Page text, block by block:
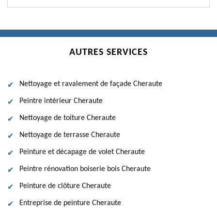
AUTRES SERVICES
Nettoyage et ravalement de façade Cheraute
Peintre intérieur Cheraute
Nettoyage de toiture Cheraute
Nettoyage de terrasse Cheraute
Peinture et décapage de volet Cheraute
Peintre rénovation boiserie bois Cheraute
Peinture de clôture Cheraute
Entreprise de peinture Cheraute